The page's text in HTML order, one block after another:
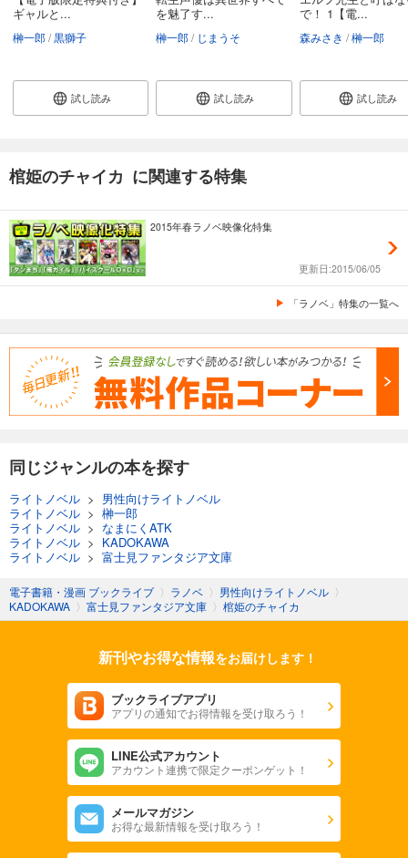
ギャルと...
榊一郎 黒獅子
試し読み
を魅了す...
榊一郎 じまうそ
試し読み
で！ 1【電...
森みさき 榊一郎
試し読み
棺姫のチャイカ に関連する特集
2015年春ラノベ映像化特集
更新日:2015/06/05
「ラノベ」特集の一覧へ
同じジャンルの本を探す
ライトノベル > 男性向けライトノベル
ライトノベル > 榊一郎
ライトノベル > なまにくATK
ライトノベル > KADOKAWA
ライトノベル > 富士見ファンタジア文庫
電子書籍・漫画 ブックライブ 〉 ラノベ 〉 男性向けライトノベル 〉
KADOKAWA 〉 富士見ファンタジア文庫 〉 棺姫のチャイカ
新刊やお得な情報をお届けします！
ブックライブアプリ
アプリの通知でお得情報を受け取ろう！
LINE公式アカウント
アカウント連携で限定クーポンゲット！
メールマガジン
お得な最新情報を受け取ろう！